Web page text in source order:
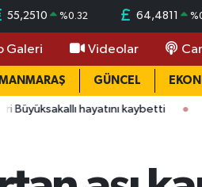
55,2510 %0.32 64,4811 %
Galeri Videolar
GÜNCEL
hayatını kaybetti 15:38 PTT